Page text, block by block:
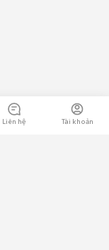
Liên hệ Tài khoản